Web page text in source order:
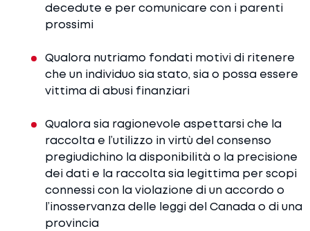
decedute e per comunicare con i parenti
prossimi
Qualora nutriamo fondati motivi di ritenere
che un individuo sia stato, sia o possa essere
vittima di abusi finanziari
Qualora sia ragionevole aspettarsi che la
raccolta e l’utilizzo in virtù del consenso
pregiudichino la disponibilità o la precisione
dei dati e la raccolta sia legittima per scopi
connessi con la violazione di un accordo o
l’inosservanza delle leggi del Canada o di una
provincia